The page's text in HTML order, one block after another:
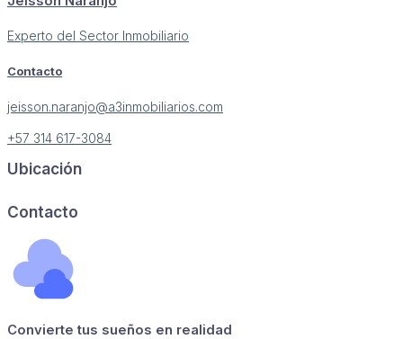
Experto del Sector Inmobiliario
Contacto
jeisson.naranjo@a3inmobiliarios.com
+57 314 617-3084
Ubicación
Contacto
Convierte tus sueños en realidad